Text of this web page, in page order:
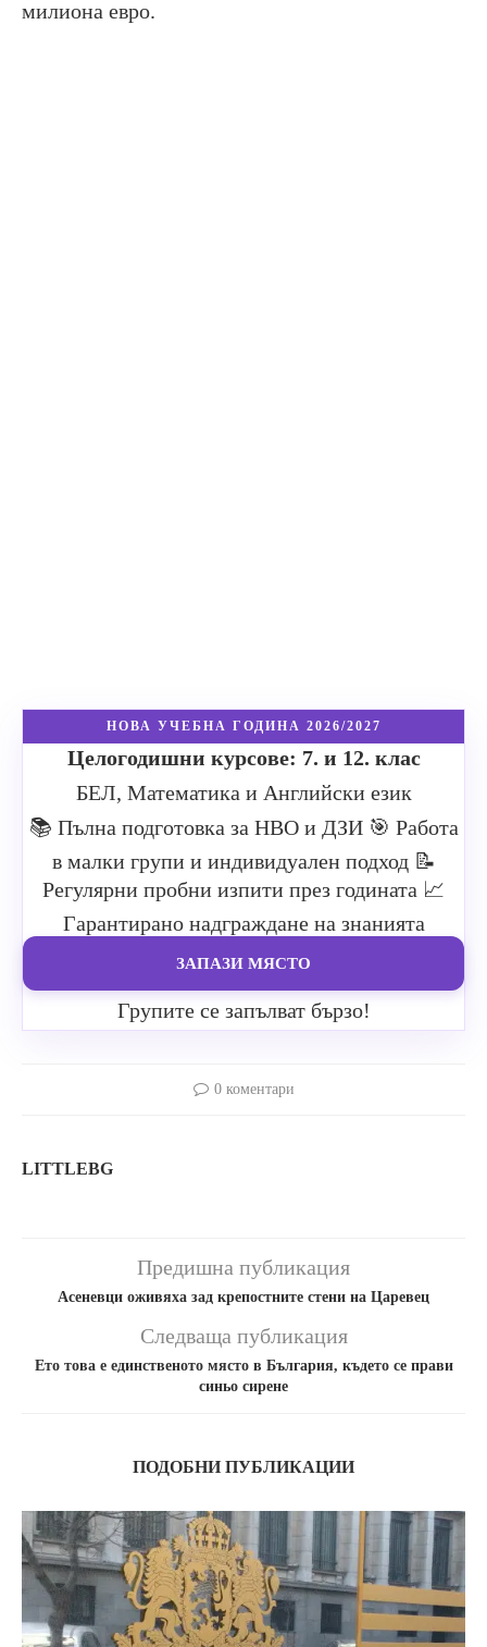
милиона евро.
НОВА УЧЕБНА ГОДИНА 2026/2027
Целогодишни курсове: 7. и 12. клас
БЕЛ, Математика и Английски език
📚 Пълна подготовка за НВО и ДЗИ 🎯 Работа
в малки групи и индивидуален подход 📝
Регулярни пробни изпити през годината 📈
Гарантирано надграждане на знанията
ЗАПАЗИ МЯСТО
Групите се запълват бързо!
0 коментари
LITTLEBG
Предишна публикация
Асеневци оживяха зад крепостните стени на Царевец
Следваща публикация
Ето това е единственото място в България, където се прави
синьо сирене
ПОДОБНИ ПУБЛИКАЦИИ